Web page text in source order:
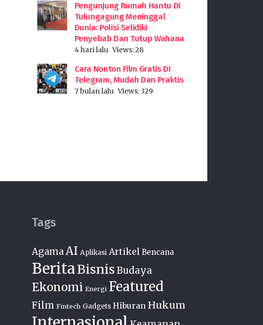
Pengunjung Rumah Hantu Di
Tulungagung Meninggal
Dunia: Polisi Selidiki
Penyebab Dan Tutup Wahana
4 hari lalu Views:28
Cara Nonton Film Gratis Di
Telegram, Mudah Dan Praktis
7 bulan lalu Views:329
Tags
AgamaAI Aplikasi Artikel Bencana
BeritaBisnis Budaya
Ekonomi Energi Featured
Film Fintech Gadgets Hiburan Hukum